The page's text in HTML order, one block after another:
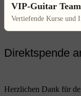
VIP-Guitar
Vertiefende Kurse und
Direktspende
Herzlichen Dank für